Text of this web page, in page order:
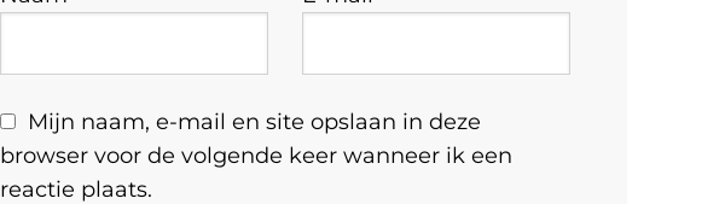
Mijn naam, e-mail en site opslaan in deze
browser voor de volgende keer wanneer ik een
reactie plaats.